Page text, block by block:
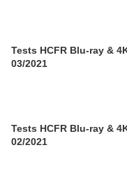
Tests HCFR Blu-ray &
03/2021
Tests HCFR Blu-ray &
02/2021